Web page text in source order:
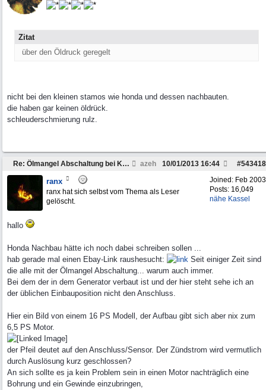
Zitat
über den Öldruck geregelt
nicht bei den kleinen stamos wie honda und dessen nachbauten.
die haben gar keinen öldrück.
schleuderschmierung rulz.
Re: Ölmangel Abschaltung bei Kleinmotoren azeh #543418
10/01/2013 16:44
Joined: Feb 2003
Posts: 16,049
nähe Kassel
ranx
ranx hat sich selbst vom Thema als Leser
gelöscht.
hallo
Honda Nachbau hätte ich noch dabei schreiben sollen ...
hab gerade mal einen Ebay-Link raushesucht:
Seit einiger Zeit sind
die alle mit der Ölmangel Abschaltung... warum auch immer.
Bei dem der in dem Generator verbaut ist und der hier steht sehe ich an
der üblichen Einbauposition nicht den Anschluss.
Hier ein Bild von einem 16 PS Modell, der Aufbau gibt sich aber nix zum
6,5 PS Motor.
der Pfeil deutet auf den Anschluss/Sensor. Der Zündstrom wird vermutlich
durch Auslösung kurz geschlossen?
An sich sollte es ja kein Problem sein in einen Motor nachträglich eine
Bohrung und ein Gewinde einzubringen,